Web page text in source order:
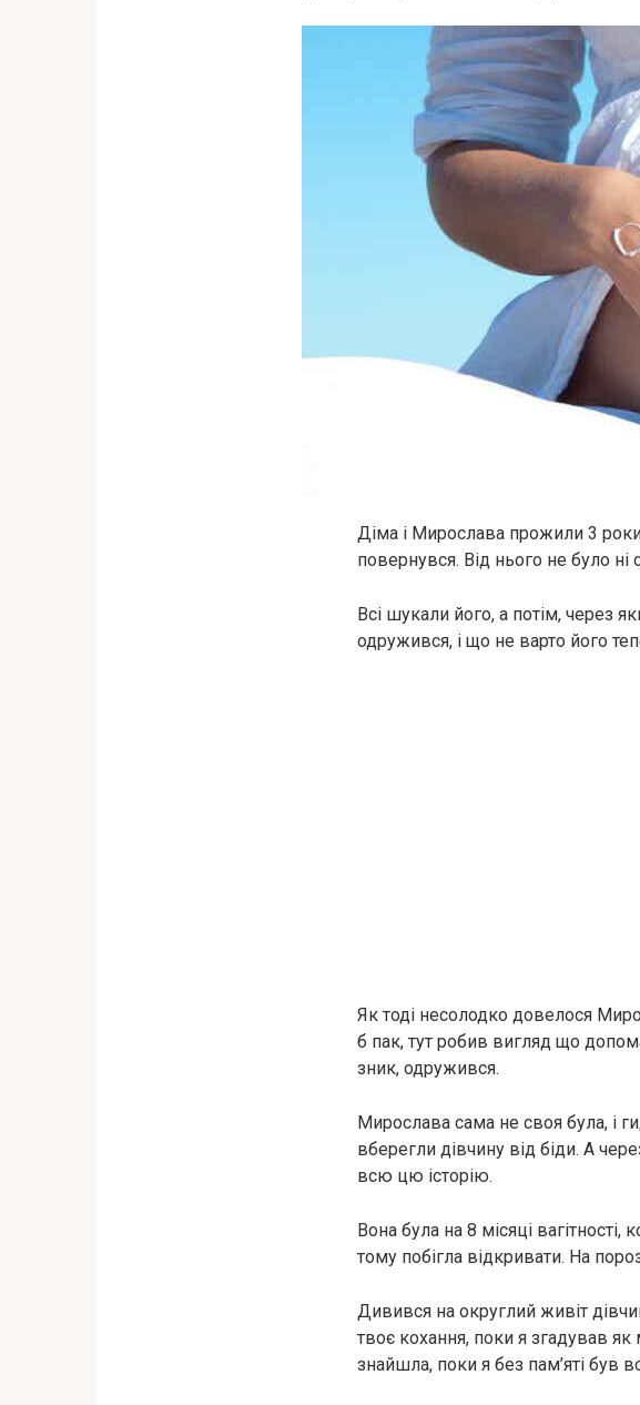
Діма і Мирослава прожили 3
повернувся. Від нього не було ні
Всі шукали його, а потім, через
одружився, і що не варто його
Як тоді несолодко довелося
б пак, тут робив вигляд що
зник, одружився.
Мирослава сама не своя була, і
вберегли дівчину від біди. А
всю цю історію.
Вона була на 8 місяці
тому побігла відкривати. На
Дивився на округлий живіт
твоє кохання, поки я згадував як
знайшла, поки я без пам’яті був